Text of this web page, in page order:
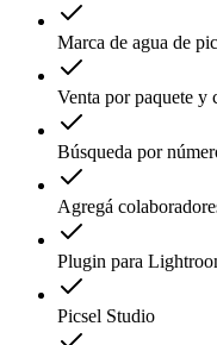
Marca de agua de
Venta por paquete y
Búsqueda por
Agregá
Plugin para
Picsel Studio